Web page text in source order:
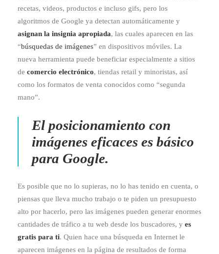
recetas, videos, productos e incluso gifs, pero los
algoritmos de Google ya detectan automáticamente y
asignan la insignia apropiada, las cuales aparecen en las
“búsquedas de imágenes” en dispositivos móviles. La
nueva herramienta puede beneficiar especialmente a sitios
de comercio electrónico, tiendas retail y minoristas, así
como los formatos de venta conocidos como “segunda
mano”.
El posicionamiento con
imágenes eficaces es básico
para Google.
Es posible que no lo supieras, no lo has tenido en cuenta, o
piensas que lleva mucho trabajo o te piden un presupuesto
alto por hacerlo, pero las imágenes pueden generar enormes
cantidades de tráfico a tu web desde los buscadores, y es
gratis para ti. Quien hace una búsqueda en Internet le
aparecen imágenes en la página de resultados de forma